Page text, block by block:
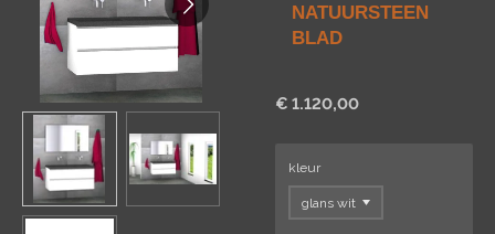
NATUURSTEEN
BLAD
€ 1.120,00
kleur